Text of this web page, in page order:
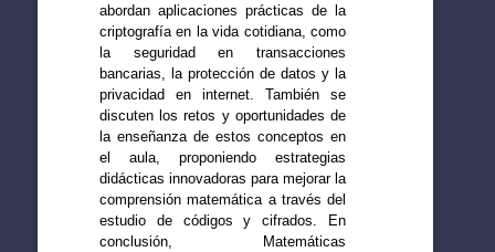
abordan aplicaciones prácticas de la
criptografía en la vida cotidiana, como
la seguridad en transacciones
bancarias, la protección de datos y la
privacidad en internet. También se
discuten los retos y oportunidades de
la enseñanza de estos conceptos en
el aula, proponiendo estrategias
didácticas innovadoras para mejorar la
comprensión matemática a través del
estudio de códigos y cifrados. En
conclusión, Matemáticas